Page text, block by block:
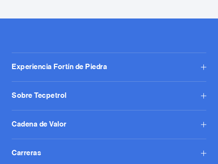
Experiencia Fortín de Piedra
Sobre Tecpetrol
Cadena de Valor
Carreras